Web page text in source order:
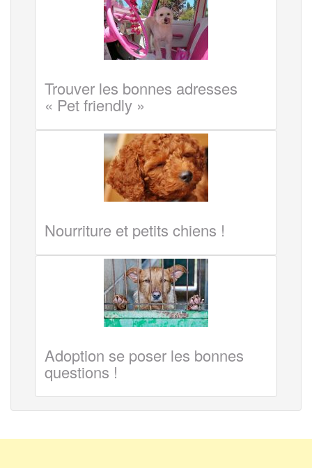
Trouver les bonnes adresses
« Pet friendly »
Nourriture et petits chiens !
Adoption se poser les bonnes
questions !